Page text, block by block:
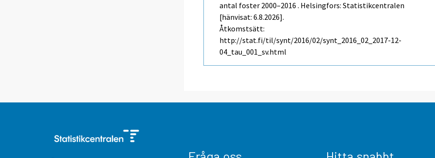
antal foster 2000–2016 . Helsingfors: Statistikcentralen
[hänvisat: 6.8.2026].
Åtkomstsätt:
http://stat.fi/til/synt/2016/02/synt_2016_02_2017-12-
04_tau_001_sv.html